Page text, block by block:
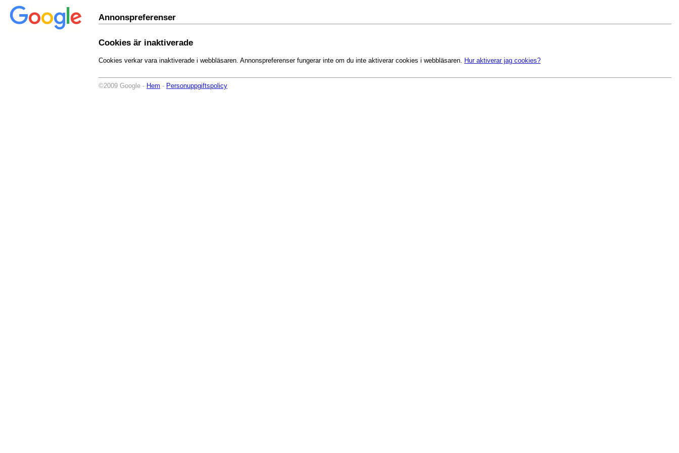
Annonspreferenser
Cookies är inaktiverade
Cookies verkar vara inaktiverade i webbläsaren. Annonspreferenser fungerar inte om du inte aktiverar cookies i webbläsaren. Hur aktiverar jag cookies?
©2009 Google - Hem - Personuppgiftspolicy